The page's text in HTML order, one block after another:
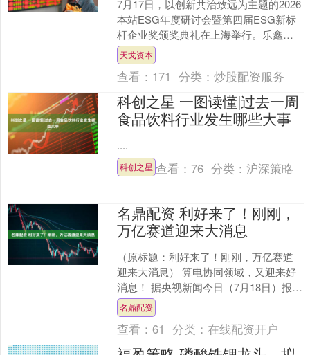
7月17日，以创新共治致远为主题的2026
本站ESG年度研讨会暨第四届ESG新标
杆企业奖颁奖典礼在上海举行。乐鑫信
息科技(上海)股份有限公司(688018.SH....
天戈资本
查看： 171 分类：炒股配资服务
科创之星 一图读懂|过去一周
食品饮料行业发生哪些大事
....
科创之星 查看：76 分类：沪深策略
名鼎配资 利好来了！刚刚，
万亿赛道迎来大消息
（原标题：利好来了！刚刚，万亿赛道
迎来大消息） 算电协同领域，又迎来好
消息！ 据央视新闻今日（7月18日）报
道，在2026世界人工智能大会上，国家
能源局负责人透....
名鼎配资
查看：61 分类：在线配资开户